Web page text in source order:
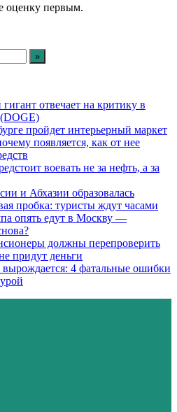
оценку первым.
отвечает на критику в
пройдет интерьерный маркет
появляется, как от нее
воевать не за нефть, а за
и Абхазии образовалась
пробка: туристы ждут часами
опять едут в Москву —
должны перепроверить
придут деньги
4 фатальные ошибки